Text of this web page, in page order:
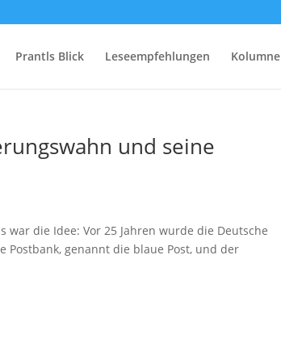
Prantls Blick Leseempfehlungen Kolumne
und seine
die Idee: Vor 25 Jahren wurde die Deutsche
Postbank, genannt die blaue Post, und der